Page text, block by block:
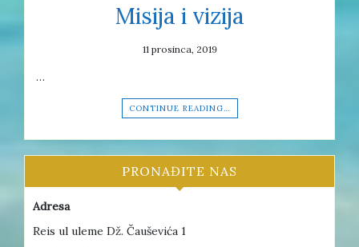
Misija i vizija
11 prosinca, 2019
…
CONTINUE READING…
PRONAĐITE NAS
Adresa
Reis ul uleme Dž. Čauševića 1